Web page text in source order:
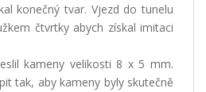
konečný tvar. Vjezd do tunelu
čtvrtky abych získal imitaci
kameny velikosti 8 x 5 mm.
tak, aby kameny byly skutečně